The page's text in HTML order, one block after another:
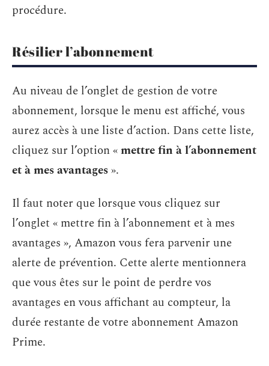
procédure.
Résilier l’abonnement
Au niveau de l’onglet de gestion de votre
abonnement, lorsque le menu est affiché, vous
aurez accès à une liste d’action. Dans cette liste,
cliquez sur l’option «mettre fin à l’abonnement
et à mes avantages».
Il faut noter que lorsque vous cliquez sur
l’onglet « mettre fin à l’abonnement et à mes
avantages », Amazon vous fera parvenir une
alerte de prévention. Cette alerte mentionnera
que vous êtes sur le point de perdre vos
avantages en vous affichant au compteur, la
durée restante de votre abonnement Amazon
Prime.